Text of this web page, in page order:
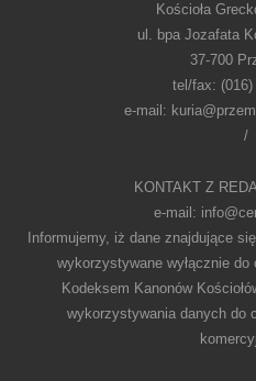
Kościoła
ul. bpa Jozafata
37-700
tel/fax: (016)
e-mail:
/
KONTAKT Z
e-mail:
Informujemy, iż dane znajdujące
wykorzystywane wyłącznie
Kodeksem Kanonów
wykorzystywania danych do